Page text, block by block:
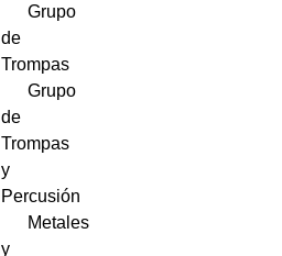
Grupo
de
Trompas
Grupo
de
Trompas
y
Percusión
Metales
y